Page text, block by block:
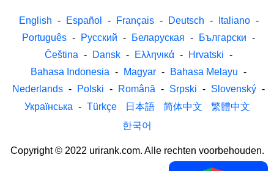
English - Español - Français - Deutsch - Italiano -
Português - Русский - Беларуская - Български -
Čeština - Dansk - Ελληνικά - Hrvatski -
Bahasa Indonesia - Magyar - Bahasa Melayu -
Nederlands - Polski - Română - Srpski - Slovenský -
Українська - Türkçe 日本語 简体中文
繁體中文
한국어
Copyright © 2022 urirank.com. Alle rechten voorbehouden.